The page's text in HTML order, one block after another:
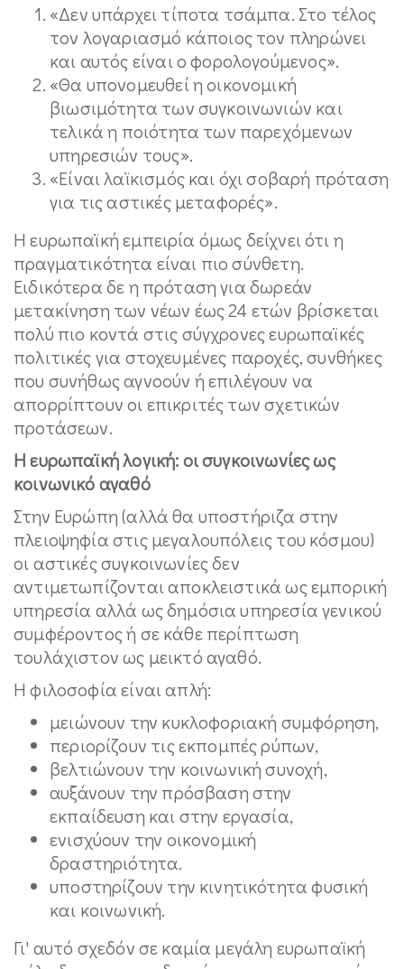
«Δεν υπάρχει τίποτα τσάμπα. Στο τέλος
τον λογαριασμό κάποιος τον πληρώνει
και αυτός είναι ο φορολογούμενος».
«Θα υπονομευθεί η οικονομική
βιωσιμότητα των συγκοινωνιών και
τελικά η ποιότητα των παρεχόμενων
υπηρεσιών τους».
«Είναι λαϊκισμός και όχι σοβαρή πρόταση
για τις αστικές μεταφορές».
Η ευρωπαϊκή εμπειρία όμως δείχνει ότι η
πραγματικότητα είναι πιο σύνθετη.
Ειδικότερα δε η πρόταση για δωρεάν
μετακίνηση των νέων έως 24 ετών βρίσκεται
πολύ πιο κοντά στις σύγχρονες ευρωπαϊκές
πολιτικές για στοχευμένες παροχές, συνθήκες
που συνήθως αγνοούν ή επιλέγουν να
απορρίπτουν οι επικριτές των σχετικών
προτάσεων.
Η ευρωπαϊκή λογική: οι συγκοινωνίες ως
κοινωνικό αγαθό
Στην Ευρώπη (αλλά θα υποστήριζα στην
πλειοψηφία στις μεγαλουπόλεις του κόσμου)
οι αστικές συγκοινωνίες δεν
αντιμετωπίζονται αποκλειστικά ως εμπορική
υπηρεσία αλλά ως δημόσια υπηρεσία γενικού
συμφέροντος ή σε κάθε περίπτωση
τουλάχιστον ως μεικτό αγαθό.
Η φιλοσοφία είναι απλή:
μειώνουν την κυκλοφοριακή συμφόρηση,
περιορίζουν τις εκπομπές ρύπων,
βελτιώνουν την κοινωνική συνοχή,
αυξάνουν την πρόσβαση στην
εκπαίδευση και στην εργασία,
ενισχύουν την οικονομική
δραστηριότητα.
υποστηρίζουν την κινητικότητα φυσική
και κοινωνική.
Γι' αυτό σχεδόν σε καμία μεγάλη ευρωπαϊκή